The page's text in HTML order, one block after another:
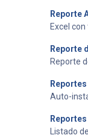
Reporte
Excel
Reporte
Reporte
Auto-
Listado